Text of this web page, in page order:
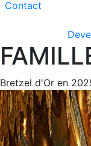
Contact
Bretzel d'Or en